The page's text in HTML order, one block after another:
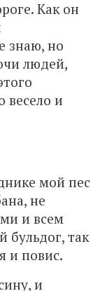
Как он
знаю, но
людей,
весело и
мой пес
не
и всем
бульдог, так
и повис.
и